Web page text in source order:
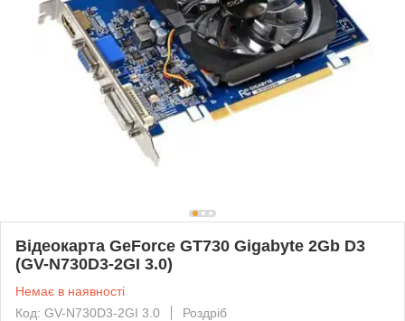
Відеокарта GeForce GT730 Gigabyte 2Gb D3
(GV-N730D3-2GI 3.0)
Немає в наявності
Код: GV-N730D3-2GI 3.0
Роздріб